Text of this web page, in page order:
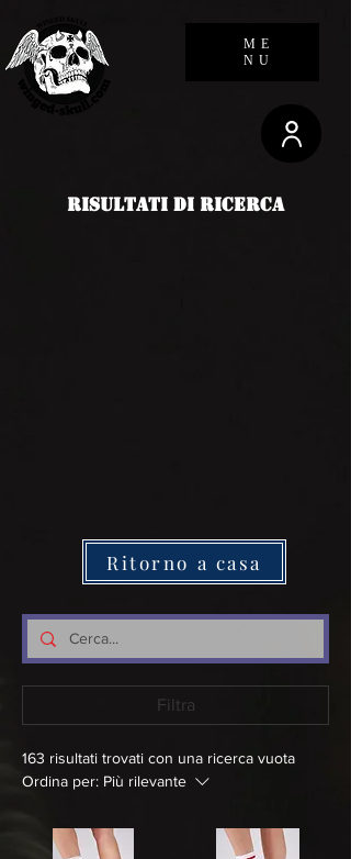
ME
NU
risultati di ricerca
Ritorno a casa
Filtra
163 risultati trovati con una ricerca vuota
Ordina per: Più rilevante